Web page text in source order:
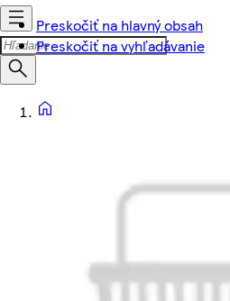
Preskočiť na hlavný obsah
Preskočiť na vyhľadávanie